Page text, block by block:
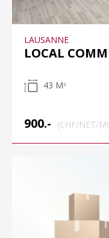
LAUSANNE
LOCAL
43 M 2
900.- (CHF/NET/